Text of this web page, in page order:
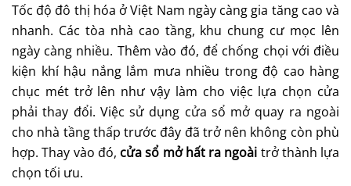
Tốc độ đô thị hóa ở Việt Nam ngày càng gia tăng cao và
nhanh. Các tòa nhà cao tầng, khu chung cư mọc lên
ngày càng nhiều. Thêm vào đó, để chống chọi với điều
kiện khí hậu nắng lắm mưa nhiều trong độ cao hàng
chục mét trở lên như vậy làm cho việc lựa chọn cửa
phải thay đổi. Việc sử dụng cửa sổ mở quay ra ngoài
cho nhà tầng thấp trước đây đã trở nên không còn phù
hợp. Thay vào đó, cửa sổ mở hất ra ngoài trở thành lựa
chọn tối ưu.